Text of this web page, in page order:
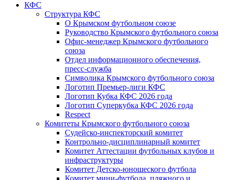
КФС
Структура КФС
О Крымском футбольном союзе
Руководство Крымского футбольного союза
Офис-менеджер Крымского футбольного
союза
Отдел информационного обеспечения,
пресс-служба
Символика Крымского футбольного союза
Логотип Премьер-лиги КФС
Логотип Кубка КФС 2026 года
Логотип Суперкубка КФС 2026 года
Respect
Комитеты Крымского футбольного союза
Судейско-инспекторский комитет
Контрольно-дисциплинарный комитет
Комитет Аттестации футбольных клубов и
инфраструктуры
Комитет Детско-юношеского футбола
Комитет мини-футбола, пляжного и